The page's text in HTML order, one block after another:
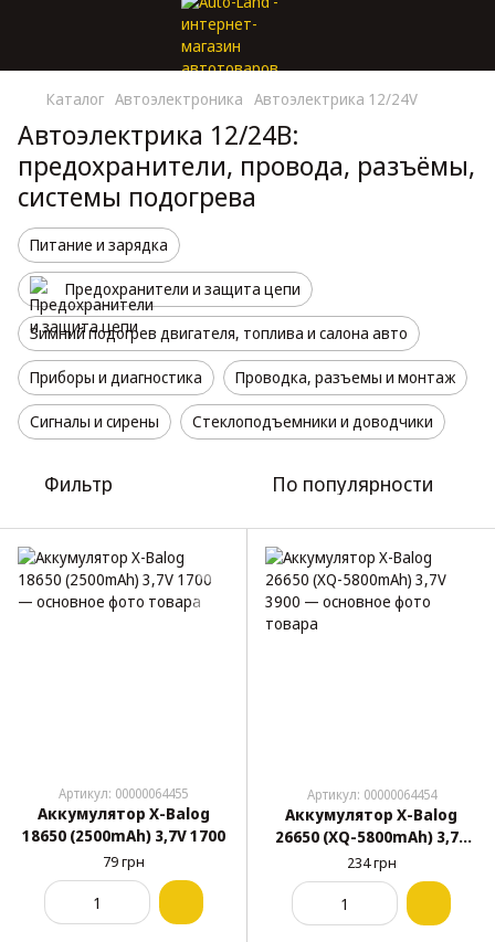
Каталог Автоэлектроника Автоэлектрика 12/24V
Автоэлектрика 12/24В:
предохранители, провода, разъёмы,
системы подогрева
Питание и зарядка
Предохранители и защита цепи
Зимний подогрев двигателя, топлива и салона авто
Приборы и диагностика Проводка, разъемы и монтаж
Сигналы и сирены Стеклоподъемники и доводчики
Фильтр По популярности
Артикул: 00000064455
Аккумулятор X-Balog
18650 (2500mAh) 3,7V 1700
79 грн
Артикул: 00000064454
Аккумулятор X-Balog
26650 (XQ-5800mAh) 3,7V
3900
234 грн